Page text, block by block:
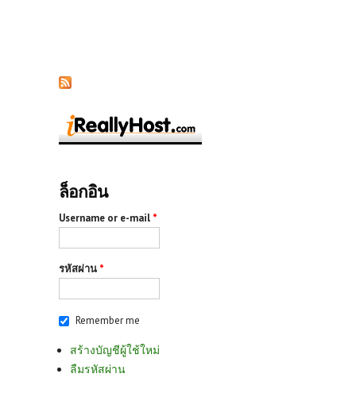
ล็อกอิน
Username or e-mail *
รหัสผ่าน *
Remember me
สร้างบัญชีผู้ใช้ใหม่
ลืมรหัสผ่าน